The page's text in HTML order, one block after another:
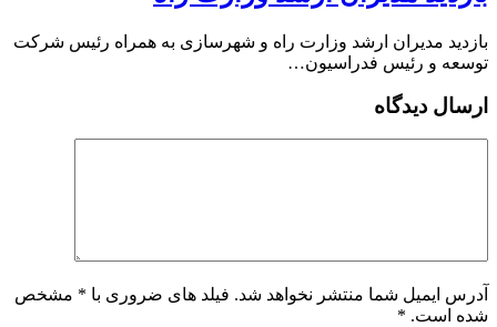
بازدید مدیران ارشد وزارت راه و شهرسازی به همراه رئیس شرکت
توسعه و رئیس فدراسیون…
ارسال دیدگاه
آدرس ایمیل شما منتشر نخواهد شد. فیلد های ضروری با * مشخص
شده است. *